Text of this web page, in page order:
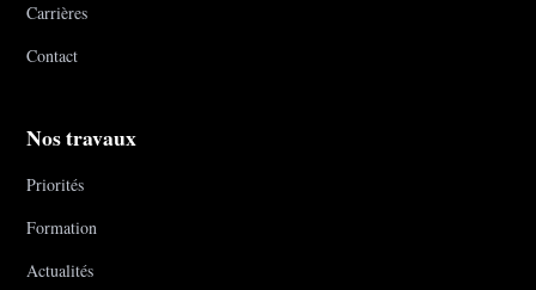
Carrières
Contact
Nos travaux
Priorités
Formation
Actualités